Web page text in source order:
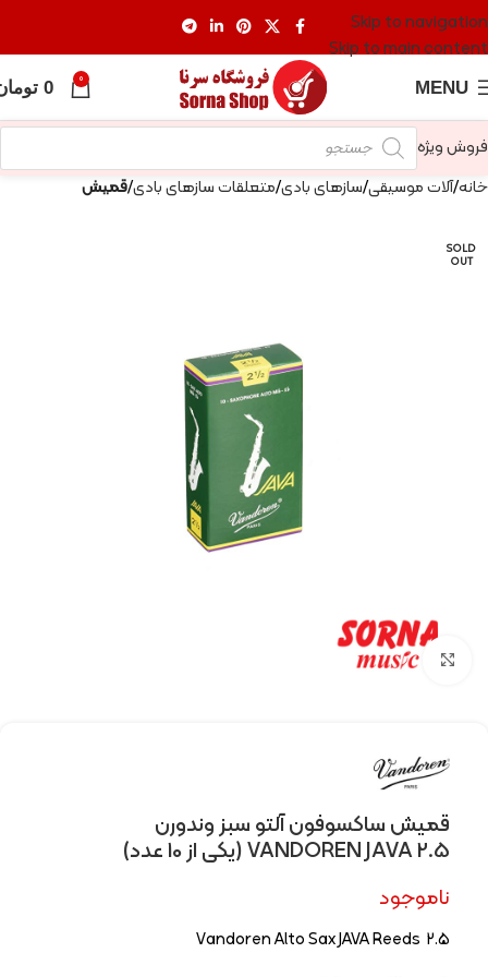
Skip to navigation
Skip to main content
MENU
0
0
فروش ویژه
خانه آلات موسیقی سازهای بادی متعلقات سازهای بادی قمیش
SOLD
OUT
Click to enlarge
قمیش ساکسوفون آلتو سبز وندورن
VANDOREN JAVA 2.5 (یکی از 10 عدد)
ناموجود
Vandoren Alto Sax JAVA Reeds 2.5